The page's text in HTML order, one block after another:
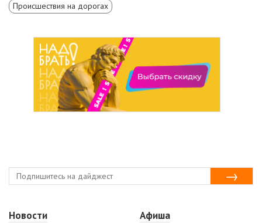
Происшествия на дорогах
Новости
Афиша